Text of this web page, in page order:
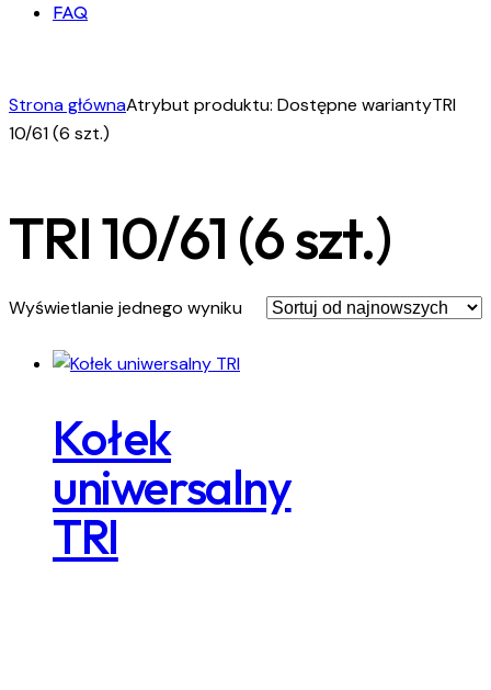
FAQ
1
Strona głównaAtrybut produktu: Dostępne wariantyTRI
10/61 (6 szt.)
TRI 10/61 (6 szt.)
Wyświetlanie jednego wyniku
Kołek
uniwersalny
TRI